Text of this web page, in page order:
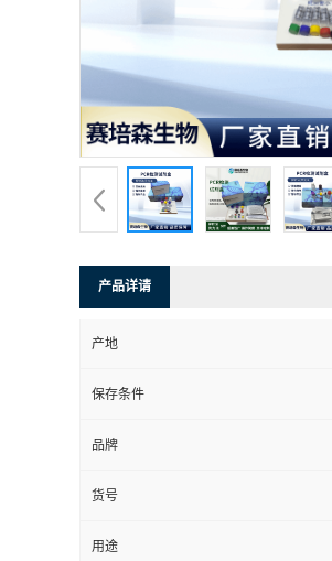
产品详请
产地
保存条件
品牌
货号
用途